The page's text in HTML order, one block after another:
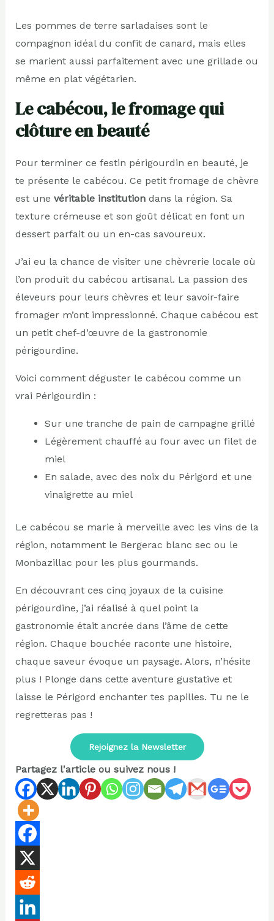
Les pommes de terre sarladaises sont le
compagnon idéal du confit de canard, mais elles
se marient aussi parfaitement avec une grillade ou
même en plat végétarien.
Le cabécou, le fromage qui
clôture en beauté
Pour terminer ce festin périgourdin en beauté, je
te présente le cabécou. Ce petit fromage de chèvre
est une véritable institutiondans la région. Sa
texture crémeuse et son goût délicat en font un
dessert parfait ou un en-cas savoureux.
J’ai eu la chance de visiter une chèvrerie locale où
l’on produit du cabécou artisanal. La passion des
éleveurs pour leurs chèvres et leur savoir-faire
fromager m’ont impressionné. Chaque cabécou est
un petit chef-d’œuvre de la gastronomie
périgourdine.
Voici comment déguster le cabécou comme un
vrai Périgourdin :
Sur une tranche de pain de campagne grillé
Légèrement chauffé au four avec un filet de
miel
En salade, avec des noix du Périgord et une
vinaigrette au miel
Le cabécou se marie à merveille avec les vins de la
région, notamment le Bergerac blanc sec ou le
Monbazillac pour les plus gourmands.
En découvrant ces cinq joyaux de la cuisine
périgourdine, j’ai réalisé à quel point la
gastronomie était ancrée dans l’âme de cette
région. Chaque bouchée raconte une histoire,
chaque saveur évoque un paysage. Alors, n’hésite
plus ! Plonge dans cette aventure gustative et
laisse le Périgord enchanter tes papilles. Tu ne le
regretteras pas !
Rejoignez la Newsletter
Partagez l'article ou suivez nous !